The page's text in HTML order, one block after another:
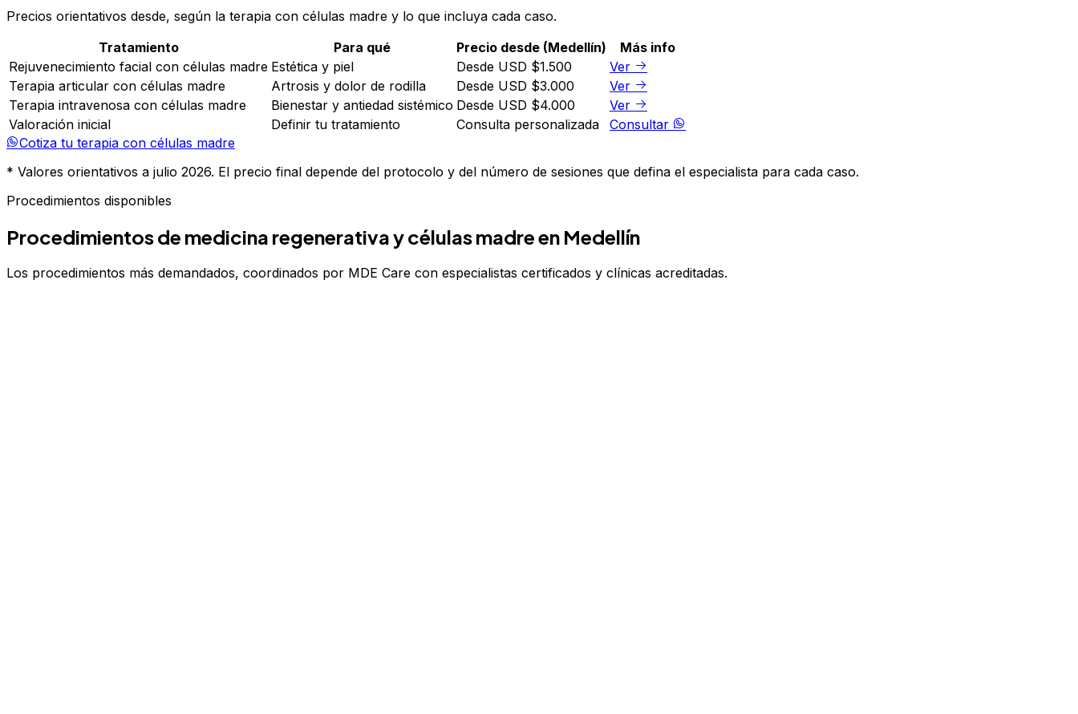
Precios orientativos desde, según la terapia con células madre y lo que incluya cada caso.
Tratamiento
Para qué Precio desde (Medellín)
Más info
Rejuvenecimiento facial con células madre Estética y piel Desde USD $1.500
Ver
Terapia articular con células madre
Artrosis y dolor de rodilla Desde USD $3.000
Ver
Terapia intravenosa con células madre
Bienestar y antiedad sistémico Desde USD $4.000
Ver
Valoración inicial
Definir tu tratamiento Consulta personalizada
Consultar
Cotiza tu terapia con células madre
* Valores orientativos a julio 2026. El precio final depende del protocolo y del número de sesiones que defina el especialista para cada caso.
Procedimientos disponibles
Procedimientos de medicina regenerativa y células madre en Medellín
Los procedimientos más demandados, coordinados por MDE Care con especialistas certificados y clínicas acreditadas.